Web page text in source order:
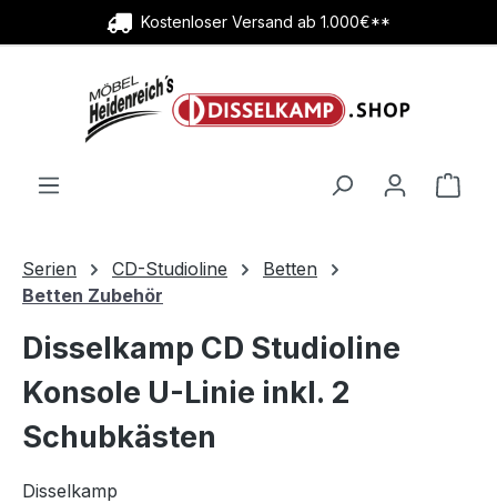
Zum Hauptinhalt springenKostenloser Versand ab 1.000€**
Serien CD-Studioline
Betten
Betten Zubehör
Disselkamp CD Studioline
Konsole U-Linie inkl. 2
Schubkästen
Disselkamp